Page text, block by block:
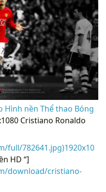
Hình nền Thể thao Bóng
Cristiano Ronaldo
full/782641.jpg)1920x10
HD “]
download/cristiano-